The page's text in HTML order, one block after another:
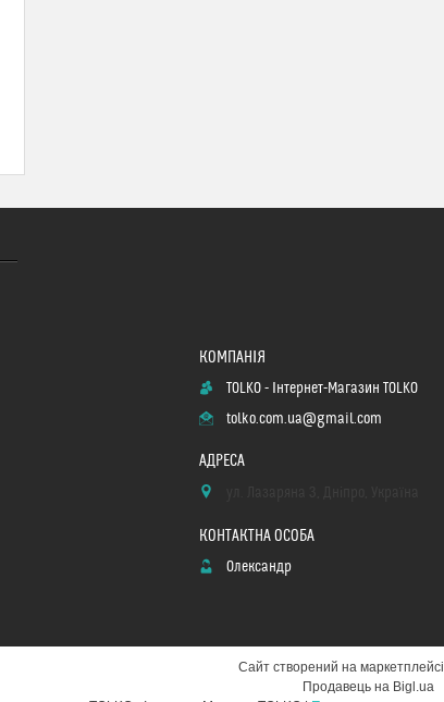
TOLKO - Інтернет-Магазин TOLKO
tolko.com.ua@gmail.com
Олександр
Сайт створений на маркетплейсі
Продавець на Bigl.ua